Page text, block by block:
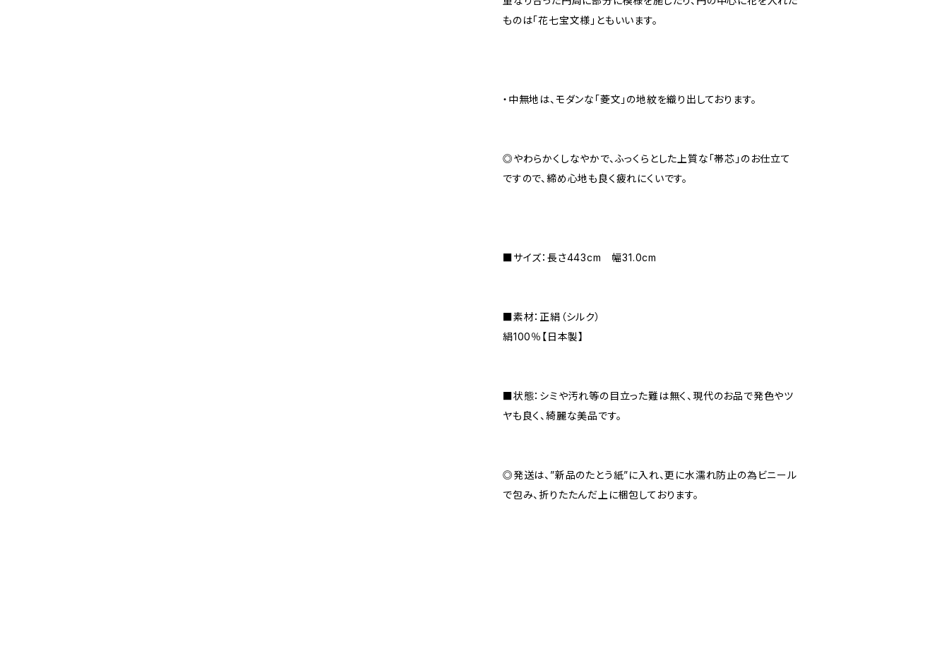
ものは「花七宝文様」ともいいます。
・中無地は、モダンな「菱文」の地紋を織り出しております。
◎やわらかくしなやかで、ふっくらとした上質な「帯芯」のお仕立て
ですので、締め心地も良く疲れにくいです。
■サイズ：長さ443cm 幅31.0cm
■素材：正絹（シルク）
絹100％【日本製】
■状態：シミや汚れ等の目立った難は無く、現代のお品で発色やツ
ヤも良く、綺麗な美品です。
◎発送は、”新品のたとう紙”に入れ、更に水濡れ防止の為ビニール
で包み、折りたたんだ上に梱包しております。